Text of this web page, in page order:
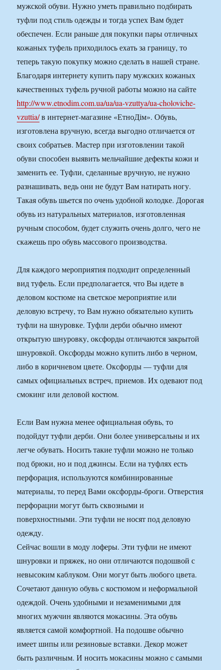
мужской обуви. Нужно уметь правильно подбирать
туфли под стиль одежды и тогда успех Вам будет
обеспечен. Если раньше для покупки пары отличных
кожаных туфель приходилось ехать за границу, то
теперь такую покупку можно сделать в нашей стране.
Благодаря интернету купить пару мужских кожаных
качественных туфель ручной работы можно на сайте
http://www.etnodim.com.ua/ua/ua-vzuttya/ua-choloviche-
vzuttia/в интернет-магазине «ЕтноДім». Обувь,
изготовлена вручную, всегда выгодно отличается от
своих собратьев. Мастер при изготовлении такой
обуви способен выявить мельчайшие дефекты кожи и
заменить ее. Туфли, сделанные вручную, не нужно
разнашивать, ведь они не будут Вам натирать ногу.
Такая обувь шьется по очень удобной колодке. Дорогая
обувь из натуральных материалов, изготовленная
ручным способом, будет служить очень долго, чего не
скажешь про обувь массового производства.
Для каждого мероприятия подходит определенный
вид туфель. Если предполагается, что Вы идете в
деловом костюме на светское мероприятие или
деловую встречу, то Вам нужно обязательно купить
туфли на шнуровке. Туфли дерби обычно имеют
открытую шнуровку, оксфорды отличаются закрытой
шнуровкой. Оксфорды можно купить либо в черном,
либо в коричневом цвете. Оксфорды — туфли для
самых официальных встреч, приемов. Их одевают под
смокинг или деловой костюм.
Если Вам нужна менее официальная обувь, то
подойдут туфли дерби. Они более универсальны и их
легче обувать. Носить такие туфли можно не только
под брюки, но и под джинсы. Если на туфлях есть
перфорация, используются комбинированные
материалы, то перед Вами оксфорды-броги. Отверстия
перфорации могут быть сквозными и
поверхностными. Эти туфли не носят под деловую
одежду.
Сейчас вошли в моду лоферы. Эти туфли не имеют
шнуровки и пряжек, но они отличаются подошвой с
невысоким каблуком. Они могут быть любого цвета.
Сочетают данную обувь с костюмом и неформальной
одеждой. Очень удобными и незаменимыми для
многих мужчин являются мокасины. Эта обувь
является самой комфортной. На подошве обычно
имеет шипы или резиновые вставки. Декор может
быть различным. И носить мокасины можно с самыми